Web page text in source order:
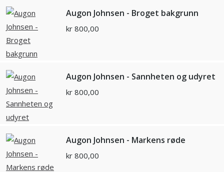
Augon Johnsen - Broget bakgrunn
kr 800,00
Augon Johnsen - Sannheten og udyret
kr 800,00
Augon Johnsen - Markens røde
kr 800,00